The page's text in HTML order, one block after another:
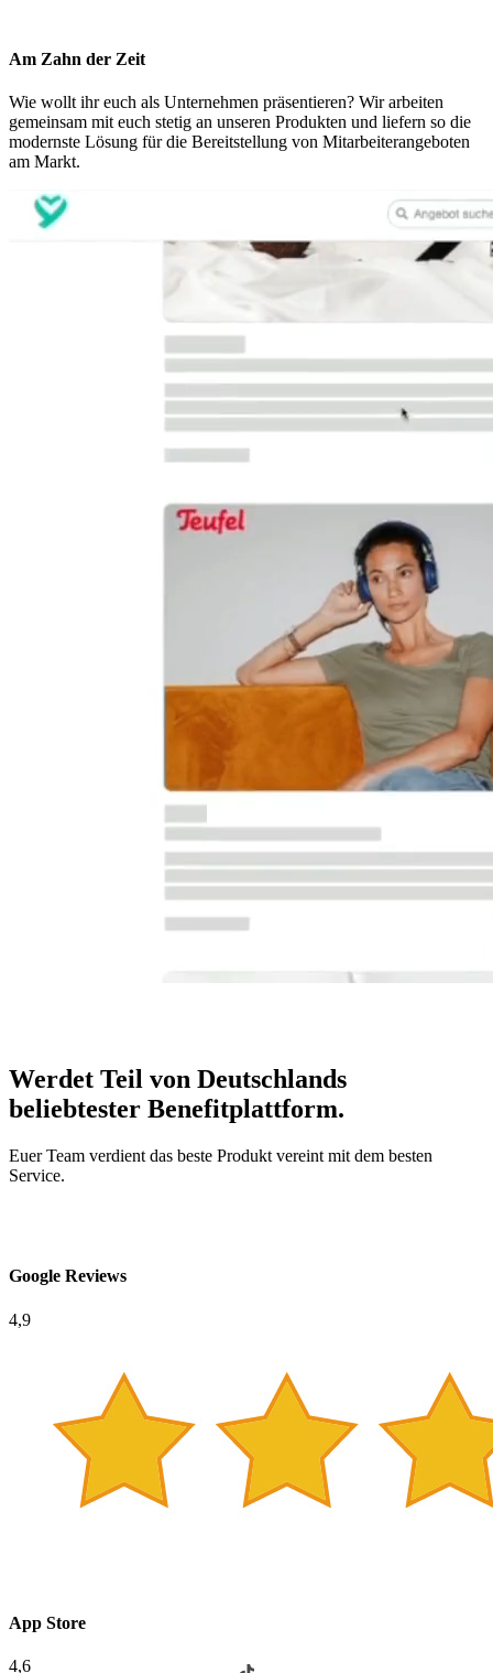
Am Zahn der Zeit
Wie wollt ihr euch als Unternehmen präsentieren? Wir arbeiten
gemeinsam mit euch stetig an unseren Produkten und liefern so die
modernste Lösung für die Bereitstellung von Mitarbeiterangeboten
am Markt.
Werdet Teil von Deutschlands
beliebtester Benefitplattform.
Euer Team verdient das beste Produkt vereint mit dem besten
Service.
Google Reviews
4,9
App Store
4,6